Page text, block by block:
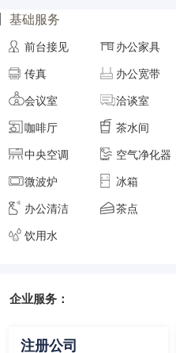
8人间
面积
基础服务
前台接见 办公家具
传真
办公宽带
会议室
洽谈室
咖啡厅
茶水间
中央空调
空气净化器
微波炉
冰箱
办公清洁
茶点
饮用水
企业服务：
注册公司